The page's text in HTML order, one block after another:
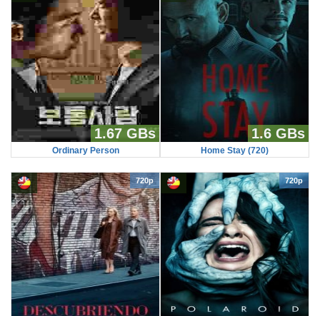
1.67 GBs
Ordinary Person
1.6 GBs
Home Stay (720)
720p 720p